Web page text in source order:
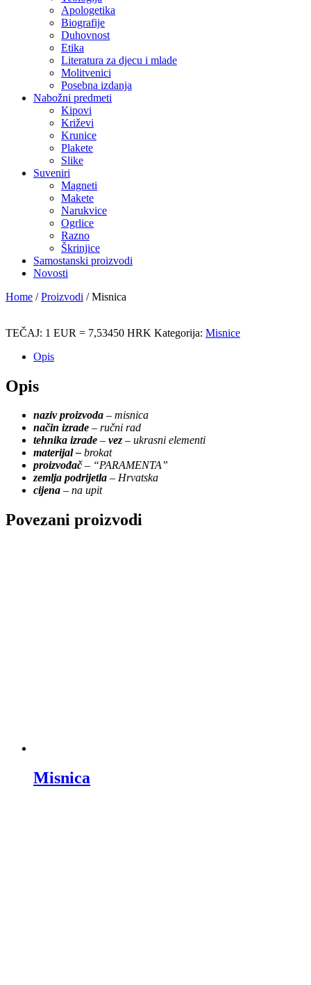
Apologetika
Biografije
Duhovnost
Etika
Literatura za djecu i mlade
Molitvenici
Posebna izdanja
Nabožni predmeti
Kipovi
Križevi
Krunice
Plakete
Slike
Suveniri
Magneti
Makete
Narukvice
Ogrlice
Razno
Škrinjice
Samostanski proizvodi
Novosti
Home / Proizvodi / Misnica
TEČAJ: 1 EUR = 7,53450 HRK Kategorija: Misnice
Opis
Opis
naziv proizvoda – misnica
način izrade – ručni rad
tehnika izrade – vez – ukrasni elementi
materijal – brokat
proizvođač– “PARAMENTA”
zemlja podrijetla – Hrvatska
cijena – na upit
Povezani proizvodi
Misnica